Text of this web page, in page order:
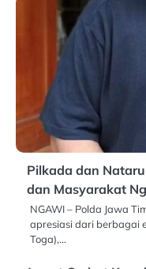
Pilkada dan
dan Masyarakat
NGAWI – Polda Jawa
apresiasi dari berbagai
Toga),…